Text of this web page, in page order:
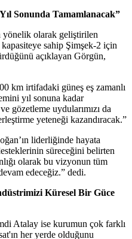
Sonunda Tamamlanacak”
yönelik olarak geliştirilen
sahip Şimşek-2 için
açıklayan Görgün,
km irtifadaki güneş eş zamanlı
yıl sonuna kadar
gözetleme uydularımızı da
yeteneği kazandıracak.”
liderliğinde hayata
süreceğini belirten
olarak bu vizyonun tüm
edeceğiz.” dedi.
Küresel Bir Güce
Atalay ise kurumun çok farklı
her yerde olduğunu